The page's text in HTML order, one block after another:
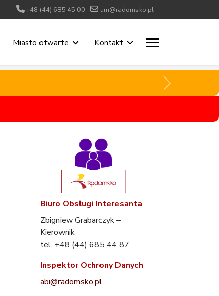
+48 (44) 685 45 00 um@radomsko.pl
Miasto otwarte Kontakt
Biuro Obsługi Interesanta
Zbigniew Grabarczyk –
Kierownik
tel. +48 (44) 685 44 87
Inspektor Ochrony Danych
abi@radomsko.pl